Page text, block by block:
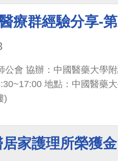
療群經驗分享-
公會 協辦：中國醫藥大學附
地點：中國醫藥
)
家護理所榮獲